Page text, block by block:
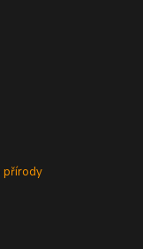
přírody